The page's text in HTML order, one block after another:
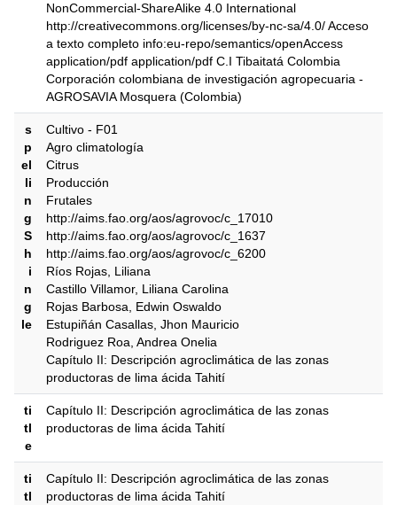
NonCommercial-ShareAlike 4.0 International
http://creativecommons.org/licenses/by-nc-sa/4.0/ Acceso
a texto completo info:eu-repo/semantics/openAccess
application/pdf application/pdf C.I Tibaitatá Colombia
Corporación colombiana de investigación agropecuaria -
AGROSAVIA Mosquera (Colombia)
s
p
el
li
n
g
S
h
i
n
g
le
Cultivo - F01
Agro climatología
Citrus
Producción
Frutales
http://aims.fao.org/aos/agrovoc/c_17010
http://aims.fao.org/aos/agrovoc/c_1637
http://aims.fao.org/aos/agrovoc/c_6200
Ríos Rojas, Liliana
Castillo Villamor, Liliana Carolina
Rojas Barbosa, Edwin Oswaldo
Estupiñán Casallas, Jhon Mauricio
Rodriguez Roa, Andrea Onelia
Capítulo II: Descripción agroclimática de las zonas
productoras de lima ácida Tahití
ti
tl
e
Capítulo II: Descripción agroclimática de las zonas
productoras de lima ácida Tahití
ti
tl
Capítulo II: Descripción agroclimática de las zonas
productoras de lima ácida Tahití